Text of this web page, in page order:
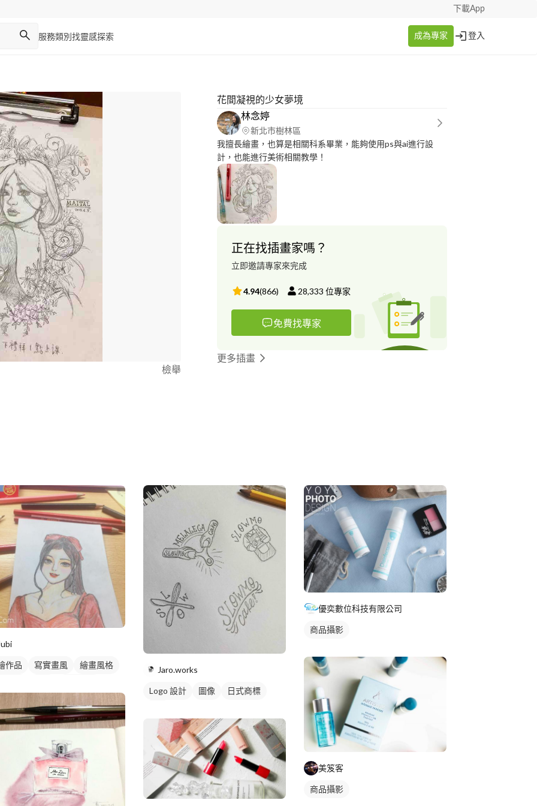
下載App
服務類別 找靈感探索 成為專家 登入
檢舉
花間凝視的少女夢境
林念婷
新北市樹林區
我擅長繪畫，也算是相關科系畢業，能夠使用ps與ai進行設
計，也能進行美術相關教學！
正在找插畫家嗎？
立即邀請專家來完成
4.94(866) 28,333 位專家
免費找專家
更多插畫
作品 寫實畫風
繪畫風格
Jaro.works
Logo 設計 圖像
日式商標
優奕數位科技有限公司
商品攝影
美笈客
商品攝影